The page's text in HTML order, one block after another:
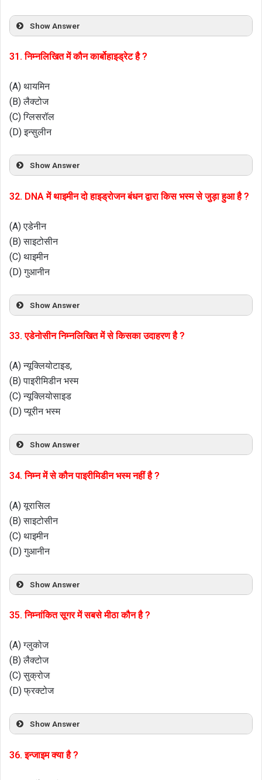
Show Answer
31. निम्नलिखित में कौन कार्बोहाइड्रेट है ?
(A) थायमिन
(B) लैक्टोज
(C) ग्लिसरॉल
(D) इन्सुलीन
Show Answer
32. DNA में थाइमीन दो हाइड्रोजन बंधन द्वारा किस भस्म से जुड़ा हुआ है ?
(A) एडेनीन
(B) साइटोसीन
(C) थाइमीन
(D) गुआनीन
Show Answer
33. एडेनोसीन निम्नलिखित में से किसका उदाहरण है ?
(A) न्यूक्लियोटाइड,
(B) पाइरीमिडीन भस्म
(C) न्यूक्लियोसाइड
(D) प्यूरीन भस्म
Show Answer
34. निम्न में से कौन पाइरीमिडीन भस्म नहीं है ?
(A) यूरासिल
(B) साइटोसीन
(C) थाइमीन
(D) गुआनीन
Show Answer
35. निम्नांकित सूगर में सबसे मीठा कौन है ?
(A) ग्लुकोज
(B) लैक्टोज
(C) सुक्रोज
(D) फ्रक्टोज
Show Answer
36. इन्जाइम क्या है ?